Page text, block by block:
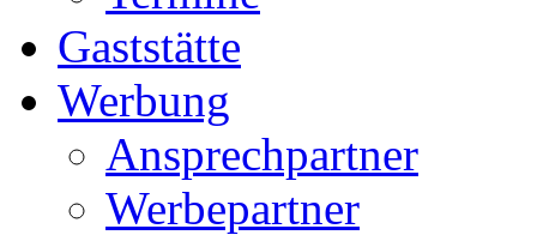
Gaststätte
Werbung
Ansprechpartner
Werbepartner